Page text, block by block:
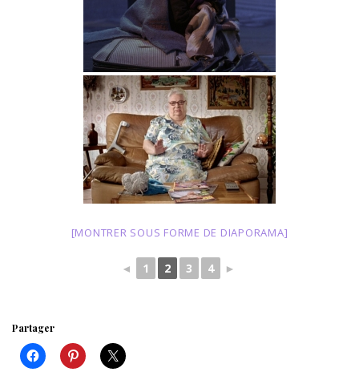
[MONTRER SOUS FORME DE DIAPORAMA]
◄ 1 2 3 4 ►
Partager